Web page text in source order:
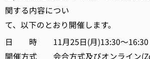
関する内容につい
て、以下のとおり開催します。
日 時 11月25日(月)13:30～16:30
開催方式 会合方式及びオンライン